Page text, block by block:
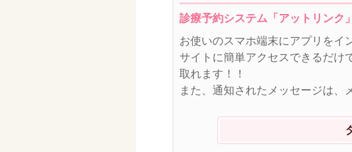
診療予約システム「アットリンク
お使いのスマホ端末にアプリをイ
サイトに簡単アクセスできるだけ
取れます！！
また、通知されたメッセージは、